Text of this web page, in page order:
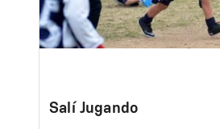
Salí Jugando